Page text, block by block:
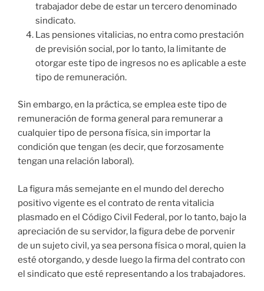
trabajador debe de estar un tercero denominado
sindicato.
Las pensiones vitalicias, no entra como prestación
de previsión social, por lo tanto, la limitante de
otorgar este tipo de ingresos no es aplicable a este
tipo de remuneración.
Sin embargo, en la práctica, se emplea este tipo de
remuneración de forma general para remunerar a
cualquier tipo de persona física, sin importar la
condición que tengan (es decir, que forzosamente
tengan una relación laboral).
La figura más semejante en el mundo del derecho
positivo vigente es el contrato de renta vitalicia
plasmado en el Código Civil Federal, por lo tanto, bajo la
apreciación de su servidor, la figura debe de porvenir
de un sujeto civil, ya sea persona física o moral, quien la
esté otorgando, y desde luego la firma del contrato con
el sindicato que esté representando a los trabajadores.